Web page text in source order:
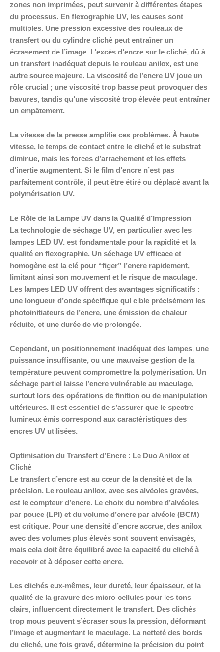
zones non imprimées, peut survenir à différentes étapes
du processus. En flexographie UV, les causes sont
multiples. Une pression excessive des rouleaux de
transfert ou du cylindre cliché peut entraîner un
écrasement de l’image. L’excès d’encre sur le cliché, dû à
un transfert inadéquat depuis le rouleau anilox, est une
autre source majeure. La viscosité de l’encre UV joue un
rôle crucial ; une viscosité trop basse peut provoquer des
bavures, tandis qu’une viscosité trop élevée peut entraîner
un empâtement.
La vitesse de la presse amplifie ces problèmes. À haute
vitesse, le temps de contact entre le cliché et le substrat
diminue, mais les forces d’arrachement et les effets
d’inertie augmentent. Si le film d’encre n’est pas
parfaitement contrôlé, il peut être étiré ou déplacé avant la
polymérisation UV.
Le Rôle de la Lampe UV dans la Qualité d’Impression
La technologie de séchage UV, en particulier avec les
lampes LED UV, est fondamentale pour la rapidité et la
qualité en flexographie. Un séchage UV efficace et
homogène est la clé pour “figer” l’encre rapidement,
limitant ainsi son mouvement et le risque de maculage.
Les lampes LED UV offrent des avantages significatifs :
une longueur d’onde spécifique qui cible précisément les
photoinitiateurs de l’encre, une émission de chaleur
réduite, et une durée de vie prolongée.
Cependant, un positionnement inadéquat des lampes, une
puissance insuffisante, ou une mauvaise gestion de la
température peuvent compromettre la polymérisation. Un
séchage partiel laisse l’encre vulnérable au maculage,
surtout lors des opérations de finition ou de manipulation
ultérieures. Il est essentiel de s’assurer que le spectre
lumineux émis correspond aux caractéristiques des
encres UV utilisées.
Optimisation du Transfert d’Encre : Le Duo Anilox et
Cliché
Le transfert d’encre est au cœur de la densité et de la
précision. Le rouleau anilox, avec ses alvéoles gravées,
est le compteur d’encre. Le choix du nombre d’alvéoles
par pouce (LPI) et du volume d’encre par alvéole (BCM)
est critique. Pour une densité d’encre accrue, des anilox
avec des volumes plus élevés sont souvent envisagés,
mais cela doit être équilibré avec la capacité du cliché à
recevoir et à déposer cette encre.
Les clichés eux-mêmes, leur dureté, leur épaisseur, et la
qualité de la gravure des micro-cellules pour les tons
clairs, influencent directement le transfert. Des clichés
trop mous peuvent s’écraser sous la pression, déformant
l’image et augmentant le maculage. La netteté des bords
du cliché, une fois gravé, détermine la précision du point